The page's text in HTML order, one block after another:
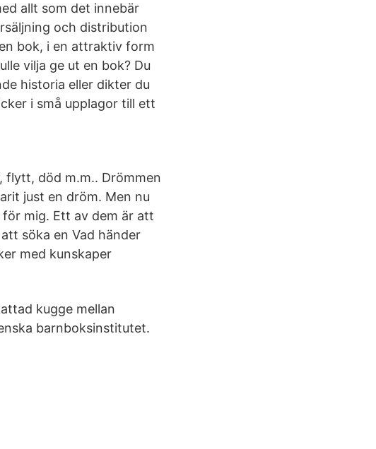
allt som det innebär
och distribution
bok, i en attraktiv form
vilja ge ut en bok? Du
historia eller dikter du
i små upplagor till ett
flytt, död m.m.. Drömmen
just en dröm. Men nu
mig. Ett av dem är att
söka en Vad händer
med kunskaper
kugge mellan
barnboksinstitutet.